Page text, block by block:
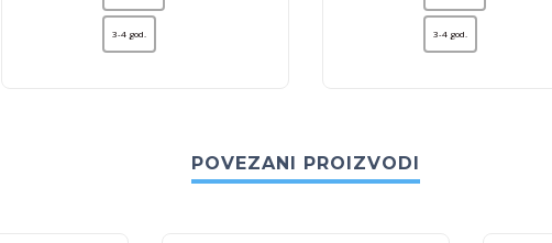
3-4 god. 3-4 god.
POVEZANI PROIZVODI